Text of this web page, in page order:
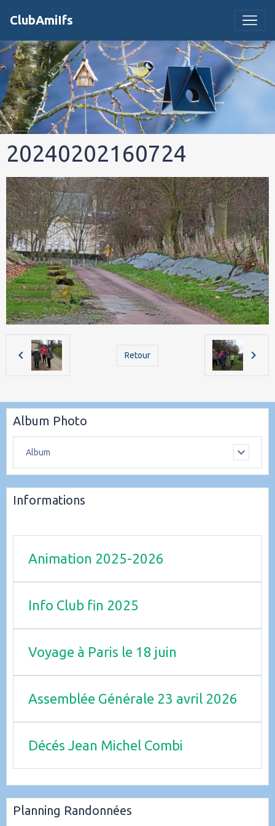
ClubAmiIfs
20240202160724
Retour
Album Photo
Album
Informations
Animation 2025-2026
Info Club fin 2025
Voyage à Paris le 18 juin
Assemblée Générale 23 avril 2026
Décés Jean Michel Combi
Planning Randonnées